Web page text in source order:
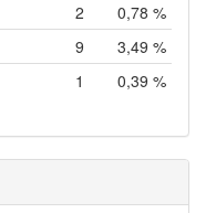
2
0,78 %
9
3,49 %
1 0,39 %